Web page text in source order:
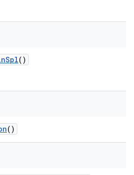
Spl()
()